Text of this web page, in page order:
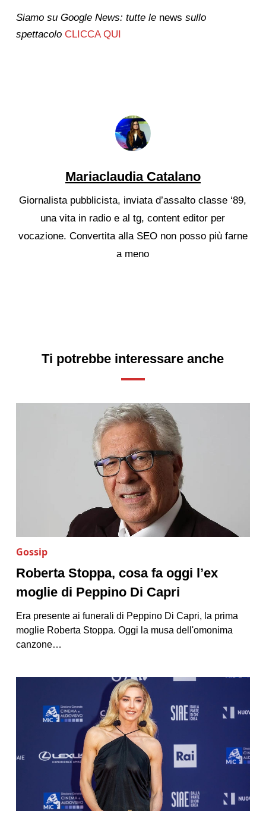
Siamo su Google News: tutte lenews sullo
spettacolo CLICCA QUI
Mariaclaudia Catalano
Giornalista pubblicista, inviata d’assalto classe ‘89,
una vita in radio e al tg, content editor per
vocazione. Convertita alla SEO non posso più farne
a meno
Ti potrebbe interessare anche
Gossip
Roberta Stoppa, cosa fa oggi l’ex
moglie di Peppino Di Capri
Era presente ai funerali di Peppino Di Capri, la prima
moglie Roberta Stoppa. Oggi la musa dell'omonima
canzone…